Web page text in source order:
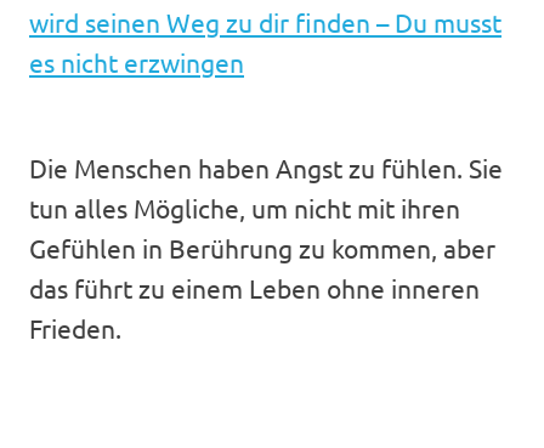
wird seinen Weg zu dir finden – Du musst
es nicht erzwingen
Die Menschen haben Angst zu fühlen. Sie
tun alles Mögliche, um nicht mit ihren
Gefühlen in Berührung zu kommen, aber
das führt zu einem Leben ohne inneren
Frieden.